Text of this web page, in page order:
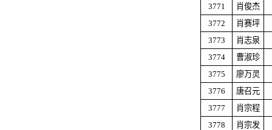
3771
肖俊杰
3772
肖赛坪
3773
肖志泉
3774
曹淑珍
3775
廖万灵
3776
唐召元
3777
肖宗程
3778
肖宗发